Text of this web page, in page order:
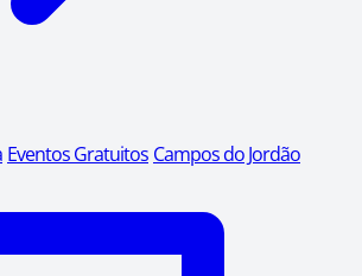
Eventos Gratuitos Campos do Jordão